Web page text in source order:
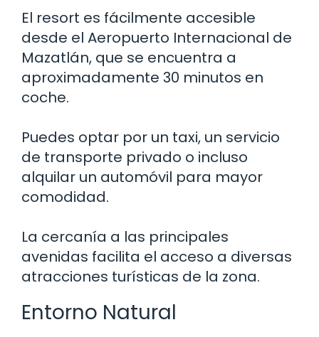
El resort es fácilmente accesible
desde el Aeropuerto Internacional de
Mazatlán, que se encuentra a
aproximadamente 30 minutos en
coche.
Puedes optar por un taxi, un servicio
de transporte privado o incluso
alquilar un automóvil para mayor
comodidad.
La cercanía a las principales
avenidas facilita el acceso a diversas
atracciones turísticas de la zona.
Entorno Natural